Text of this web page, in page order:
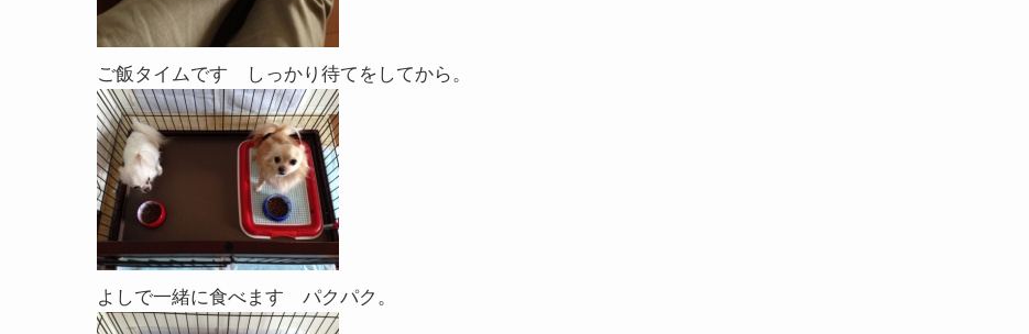
ご飯タイムです しっかり待てをしてから。
よしで一緒に食べます パクパク。